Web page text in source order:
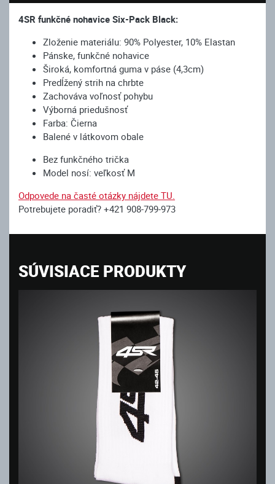
4SR funkčné nohavice Six-Pack Black:
Zloženie materiálu: 90% Polyester, 10% Elastan
Pánske, funkčné nohavice
Široká, komfortná guma v páse (4,3cm)
Predĺžený strih na chrbte
Zachováva voľnosť pohybu
Výborná priedušnosť
Farba: Čierna
Balené v látkovom obale
Bez funkčného trička
Model nosí: veľkosť M
Odpovede na časté otázky nájdete TU.
Potrebujete poradiť? +421 908-799-973
SÚVISIACE PRODUKTY